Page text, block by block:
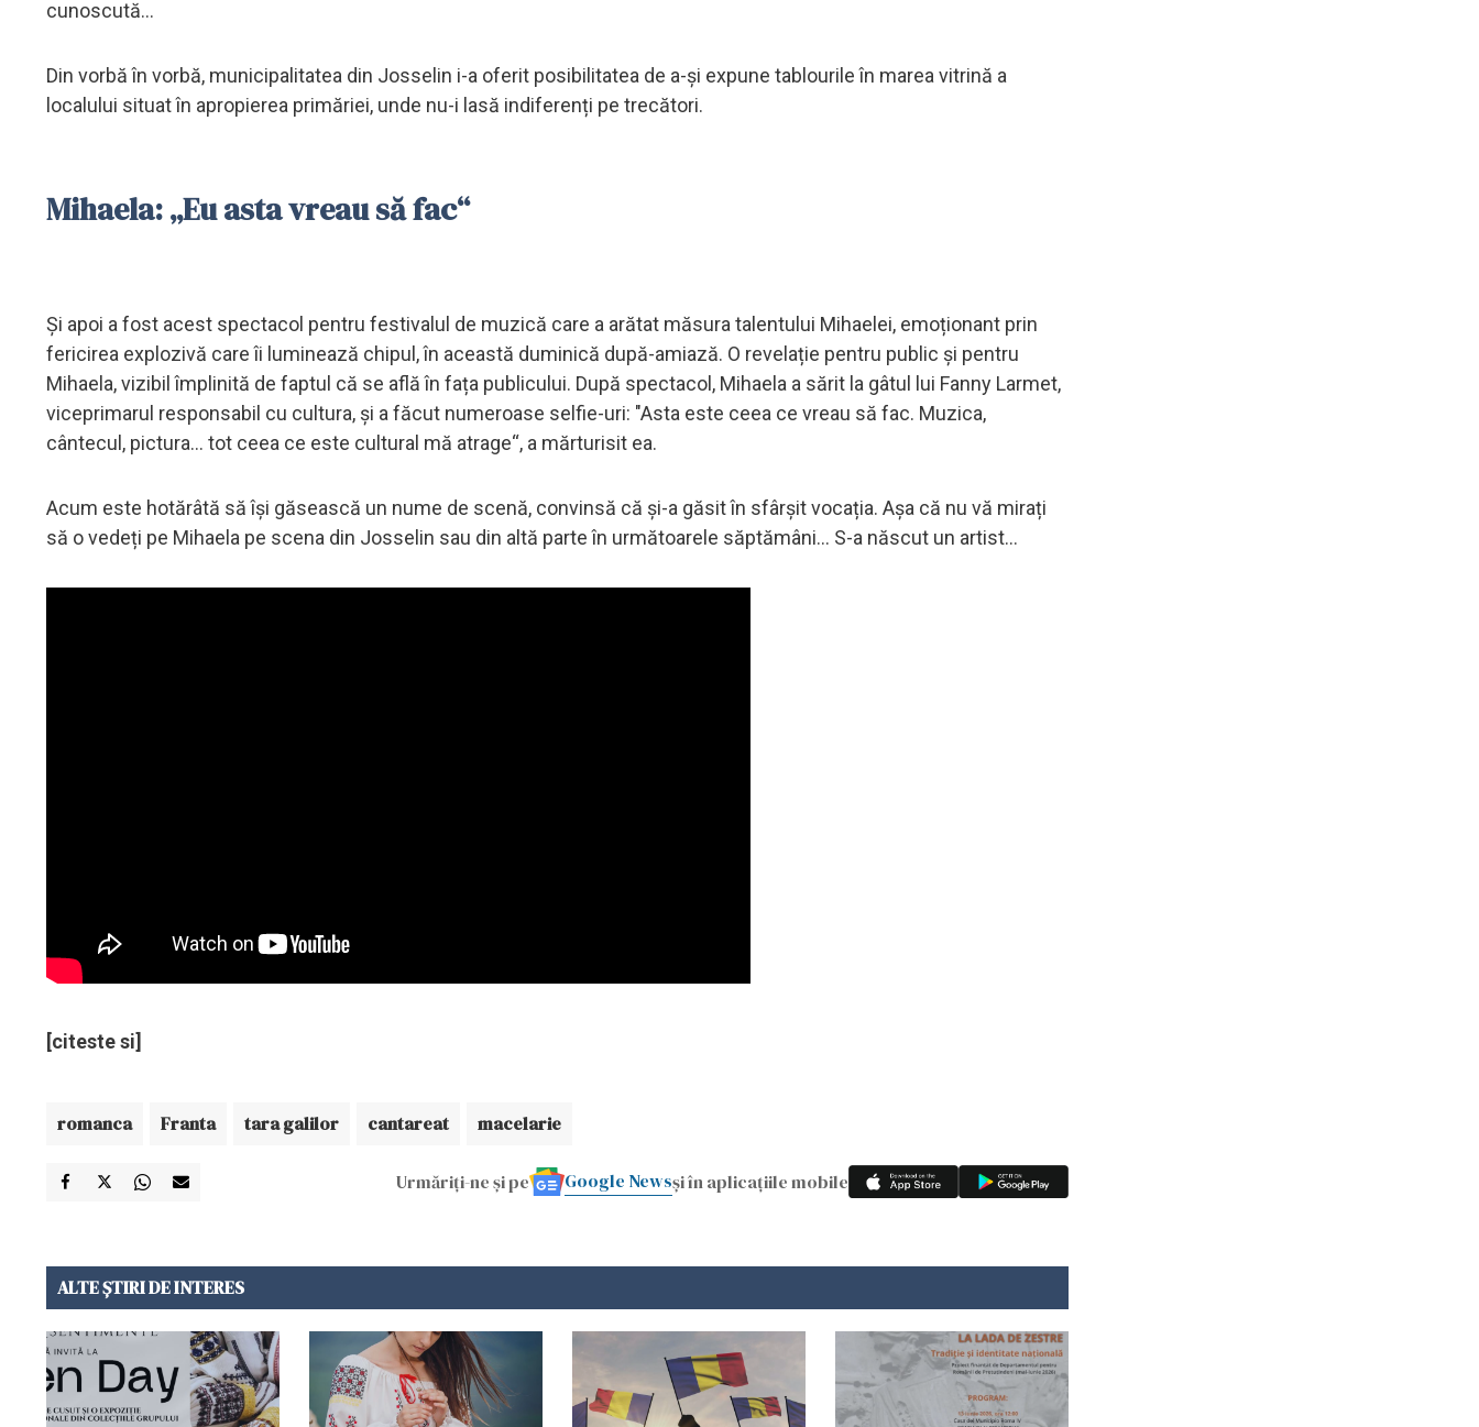
cunoscută...
Din vorbă în vorbă, municipalitatea din Josselin i-a oferit posibilitatea de a-și expune tablourile în marea vitrină a
localului situat în apropierea primăriei, unde nu-i lasă indiferenți pe trecători.
Mihaela: „Eu asta vreau să fac“
Și apoi a fost acest spectacol pentru festivalul de muzică care a arătat măsura talentului Mihaelei, emoționant prin
fericirea explozivă care îi luminează chipul, în această duminică după-amiază. O revelație pentru public și pentru
Mihaela, vizibil împlinită de faptul că se află în fața publicului. După spectacol, Mihaela a sărit la gâtul lui Fanny Larmet,
viceprimarul responsabil cu cultura, și a făcut numeroase selfie-uri: "Asta este ceea ce vreau să fac. Muzica,
cântecul, pictura... tot ceea ce este cultural mă atrage“, a mărturisit ea.
Acum este hotărâtă să își găsească un nume de scenă, convinsă că și-a găsit în sfârșit vocația. Așa că nu vă mirați
să o vedeți pe Mihaela pe scena din Josselin sau din altă parte în următoarele săptămâni... S-a născut un artist...
[citeste si]
romanca Franta tara galilor cantareat macelarie
Urmăriți-ne și pe Google Newsși în aplicațiile mobile
ALTE ȘTIRI DE INTERES